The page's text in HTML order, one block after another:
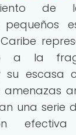
de
a la
su escasa
una serie